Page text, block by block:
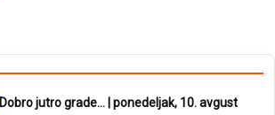
Dobro jutro grade… | ponedeljak, 10. avgust